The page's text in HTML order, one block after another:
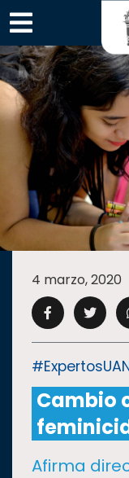
×
SECCIONES
ACADEMIA
CAMPUS UANL
CULTURA
4 marzo, 2020
Cambio
Afirma